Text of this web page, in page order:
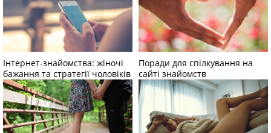
Інтернет-знайомства: жіночі
бажання та стратегії чоловіків
Поради для спілкування на
сайті знайомств